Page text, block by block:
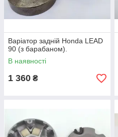
Варіатор задній Honda LEAD
90 (з барабаном).
В наявності
1 360 ₴